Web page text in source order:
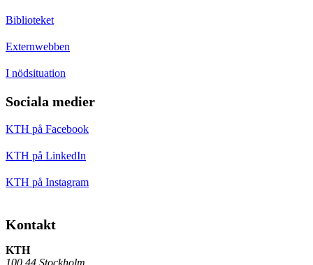
Biblioteket
Externwebben
I nödsituation
Sociala medier
KTH på Facebook
KTH på LinkedIn
KTH på Instagram
Kontakt
KTH
100 44 Stockholm